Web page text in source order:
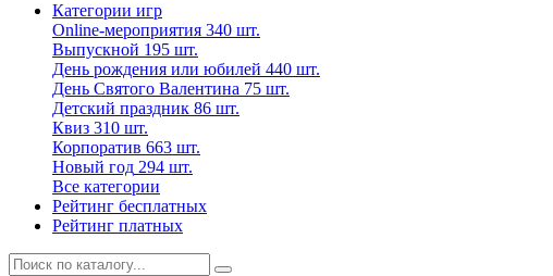
Категории игр
Online-мероприятия 340 шт.
Выпускной 195 шт.
День рождения или юбилей 440 шт.
День Святого Валентина 75 шт.
Детский праздник 86 шт.
Квиз 310 шт.
Корпоратив 663 шт.
Новый год 294 шт.
Все категории
Рейтинг бесплатных
Рейтинг платных